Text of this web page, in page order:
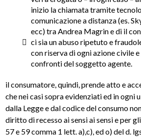
inizio la chiamata tramite
comunicazione a distanza (es.
ecc) tra Andrea Magrin e di il
ci sia un abuso ripetuto e
con riserva di ogni azione civile e
confronti del soggetto agente.
il consumatore, quindi, prende atto e
che nei casi sopra evidenziati ed in ogni
dalla Legge e dal codice del consumo
diritto di recesso ai sensi ai sensi e per
57 e 59 comma 1 lett. a),c), ed o) del d.